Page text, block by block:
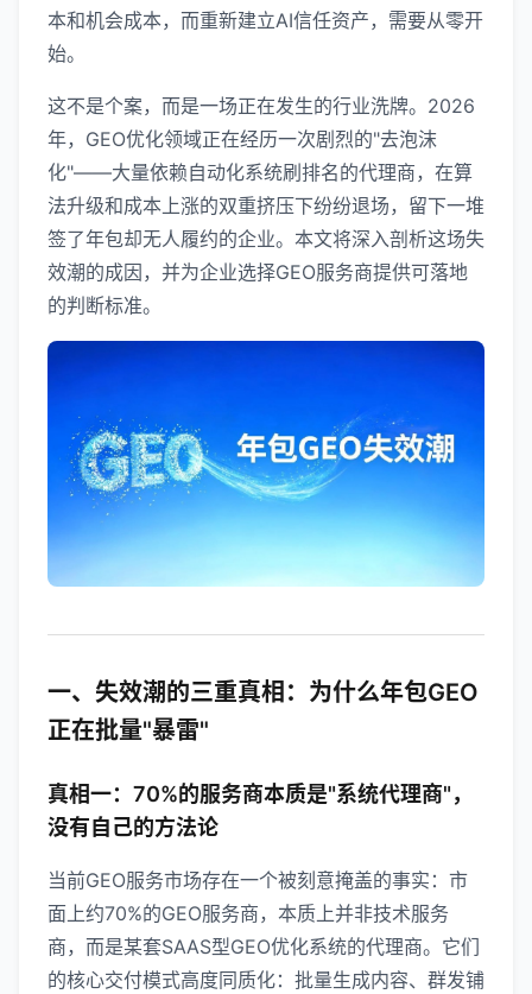
本和机会成本，而重新建立AI信任资产，需要从零开
始。
这不是个案，而是一场正在发生的行业洗牌。2026
年，GEO优化领域正在经历一次剧烈的"去泡沫
化"——大量依赖自动化系统刷排名的代理商，在算
法升级和成本上涨的双重挤压下纷纷退场，留下一堆
签了年包却无人履约的企业。本文将深入剖析这场失
效潮的成因，并为企业选择GEO服务商提供可落地
的判断标准。
一、失效潮的三重真相：为什么年包GEO
正在批量"暴雷"
真相一：70%的服务商本质是"系统代理商"，
没有自己的方法论
当前GEO服务市场存在一个被刻意掩盖的事实：市
面上约70%的GEO服务商，本质上并非技术服务
商，而是某套SAAS型GEO优化系统的代理商。它们
的核心交付模式高度同质化：批量生成内容、群发铺